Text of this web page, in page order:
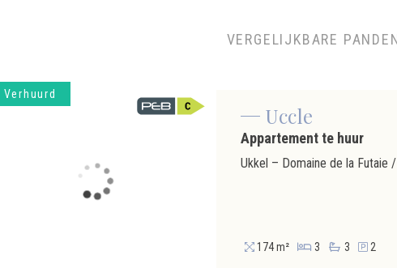
VERGELIJKBARE
Verhuurd
Uccle
Appartement te huur
174 m² 3 3 2